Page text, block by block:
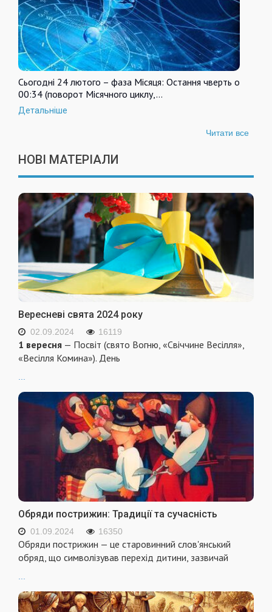
Сьогодні 24 лютого – фаза Місяця: Остання чверть о
00:34 (поворот Місячного циклу,…
Детальніше
Читати все
НОВІ МАТЕРІАЛИ
Вересневі свята 2024 року
02.09.2024 16119
1 вересня — Посвіт (свято Вогню, «Свіччине Весілля»,
«Весілля Комина»). День
...
Обряди пострижин: Традиції та сучасність
01.09.2024 16350
Обряди пострижин — це старовинний слов'янський
обряд, що символізував перехід дитини, зазвичай